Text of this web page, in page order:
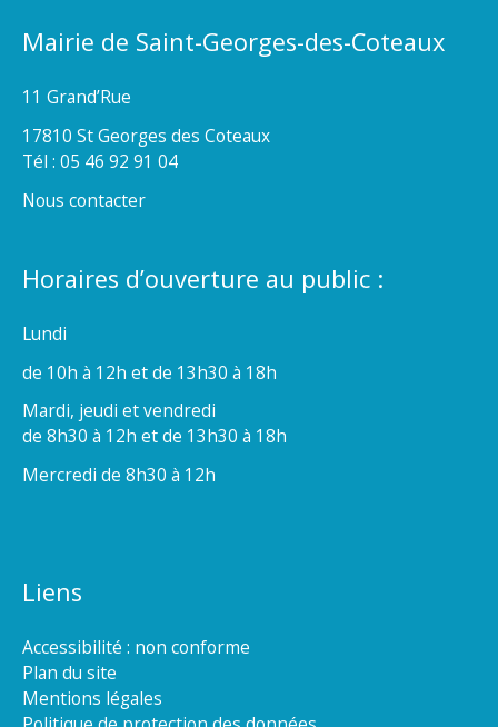
Mairie de Saint-Georges-des-Coteaux
11 Grand’Rue
17810 St Georges des Coteaux
Tél : 05 46 92 91 04
Nous contacter
Horaires d’ouverture au public :
Lundi
de 10h à 12h et de 13h30 à 18h
Mardi, jeudi et vendredi
de 8h30 à 12h et de 13h30 à 18h
Mercredi de 8h30 à 12h
Liens
Accessibilité : non conforme
Plan du site
Mentions légales